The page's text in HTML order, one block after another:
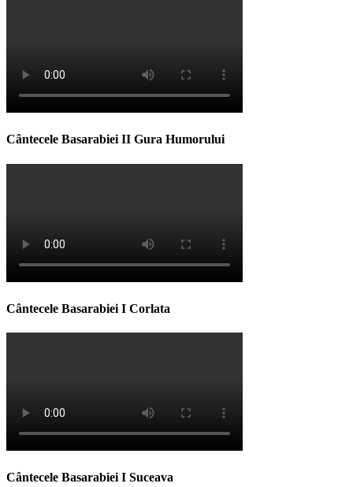
Cântecele Basarabiei II Gura Humorului
Cântecele Basarabiei I Corlata
Cântecele Basarabiei I Suceava